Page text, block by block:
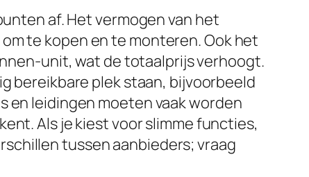
af. Het vermogen van het
te kopen en te monteren. Ook het
unit, wat de totaalprijs verhoogt.
bereikbare plek staan, bijvoorbeeld
en leidingen moeten vaak worden
Als je kiest voor slimme functies,
tussen aanbieders; vraag